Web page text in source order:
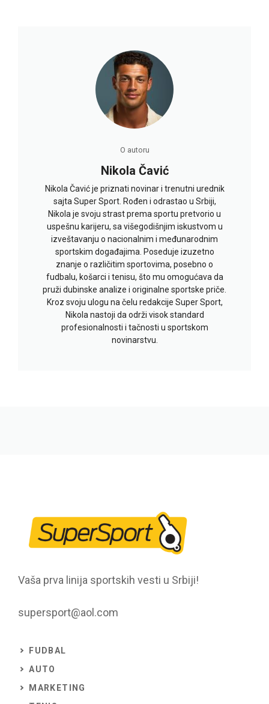
O autoru
Nikola Čavić
Nikola Čavić je priznati novinar i trenutni urednik
sajta Super Sport. Rođen i odrastao u Srbiji,
Nikola je svoju strast prema sportu pretvorio u
uspešnu karijeru, sa višegodišnjim iskustvom u
izveštavanju o nacionalnim i međunarodnim
sportskim događajima. Poseduje izuzetno
znanje o različitim sportovima, posebno o
fudbalu, košarci i tenisu, što mu omogućava da
pruži dubinske analize i originalne sportske priče.
Kroz svoju ulogu na čelu redakcije Super Sport,
Nikola nastoji da održi visok standard
profesionalnosti i tačnosti u sportskom
novinarstvu.
Vaša prva linija sportskih vesti u Srbiji!
supersport@aol.com
FUDBAL
AUTO
MARKETING